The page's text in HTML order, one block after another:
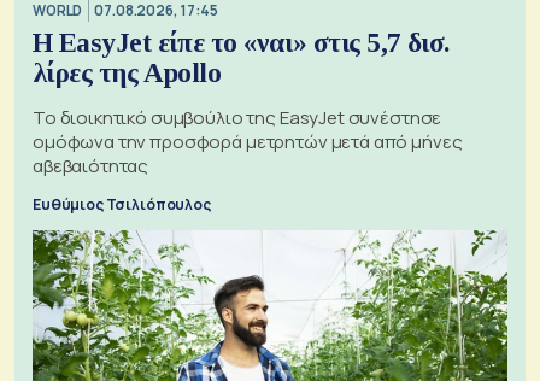
WORLD 07.08.2026, 17:45
Η EasyJet είπε το «ναι» στις 5,7 δισ.
λίρες της Apollo
Το διοικητικό συμβούλιο της EasyJet συνέστησε
ομόφωνα την προσφορά μετρητών μετά από μήνες
αβεβαιότητας
Ευθύμιος Τσιλιόπουλος